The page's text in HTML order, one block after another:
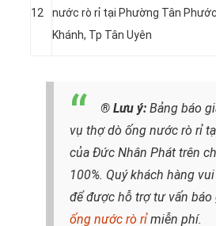
12
nước rò rỉ tại Phường Tân Phước
Khánh, Tp Tân Uyên
® Lưu ý: Bảng báo
vụ thợ dò ống nước rò rỉ
của Đức Nhân Phát trên
100%. Quý khách hàng
để được hỗ trợ tư vấn báo
ống nước rò rỉmiễn phí.